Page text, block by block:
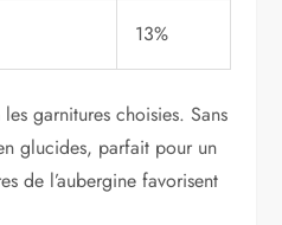
13%
garnitures choisies. Sans
glucides, parfait pour un
de l’aubergine favorisent